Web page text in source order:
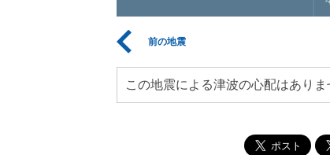
前の地震
この地震による津波の心配はありま